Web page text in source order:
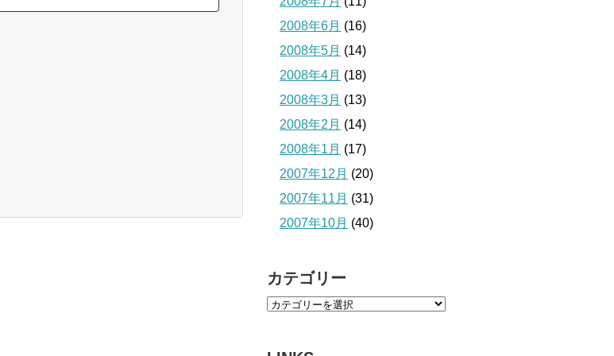
2008年6月 (16)
2008年5月 (14)
2008年4月 (18)
2008年3月 (13)
2008年2月 (14)
2008年1月 (17)
2007年12月 (20)
2007年11月 (31)
2007年10月 (40)
カテゴリー